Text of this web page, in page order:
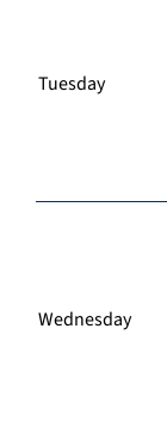
Tuesday
Wednesday